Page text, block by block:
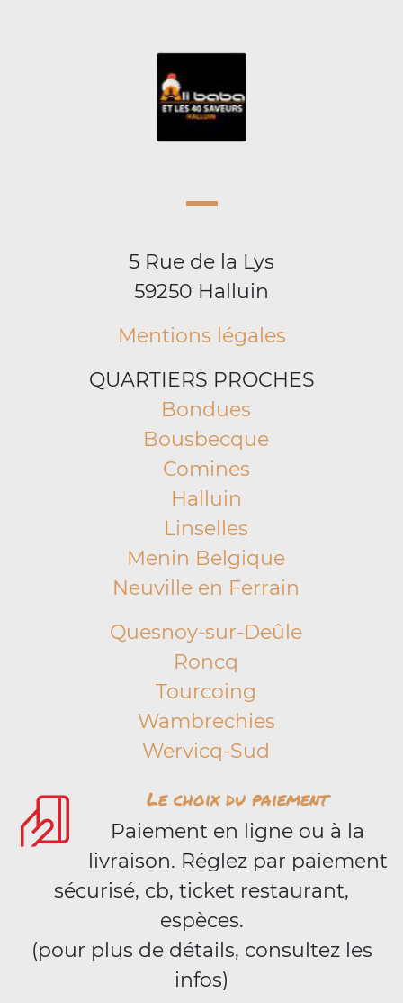
5 Rue de la Lys
59250 Halluin
Mentions légales
QUARTIERS PROCHES
Bondues
Bousbecque
Comines
Halluin
Linselles
Menin Belgique
Neuville en Ferrain
Quesnoy-sur-Deûle
Roncq
Tourcoing
Wambrechies
Wervicq-Sud
Le choix du paiement
Paiement en ligne ou à la
livraison. Réglez par paiement
sécurisé, cb, ticket restaurant,
espèces.
(pour plus de détails, consultez les
infos)